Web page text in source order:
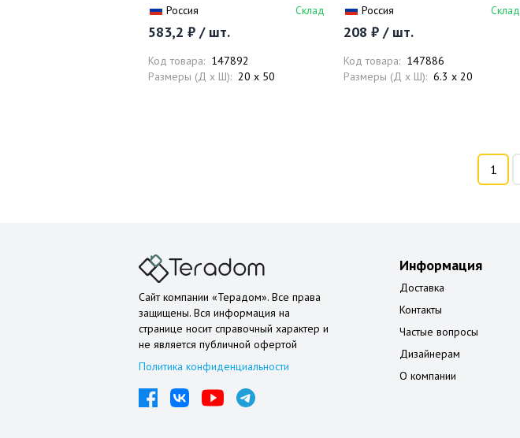
Россия
Склад
583,2 ₽ / шт.
Код товара: 147892
Размеры (Д x Ш): 20 x 50
Россия
Склад
208 ₽ / шт.
Код товара: 147886
Размеры (Д x Ш): 6.3 x 20
1
Сайт компании «Терадом». Все права
защищены. Вся информация на
странице носит справочный характер и
не является публичной офертой
Политика конфиденциальности
Информация
Доставка
Контакты
Частые вопросы
Дизайнерам
О компании